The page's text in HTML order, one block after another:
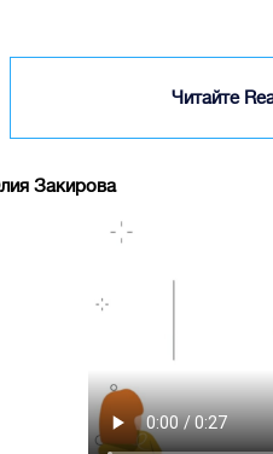
Читайте
Закирова